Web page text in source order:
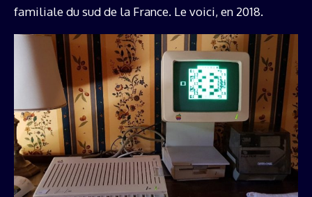
familiale du sud de la France. Le voici, en 2018.